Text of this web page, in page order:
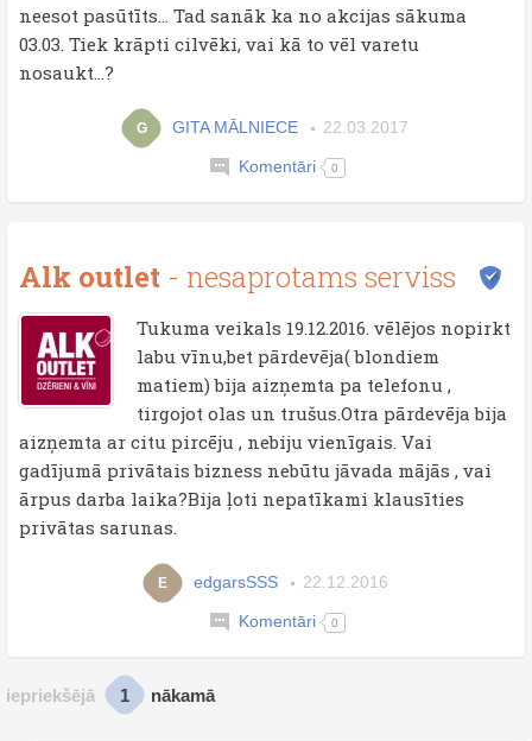
neesot pasūtīts... Tad sanāk ka no akcijas sākuma
03.03. Tiek krāpti cilvēki, vai kā to vēl varetu
nosaukt...?
G GITA MĀLNIECE 22.03.2017
Komentāri 0
Alk outlet - nesaprotams serviss
Tukuma veikals 19.12.2016. vēlējos nopirkt
labu vīnu,bet pārdevēja( blondiem
matiem) bija aizņemta pa telefonu ,
tirgojot olas un trušus.Otra pārdevēja bija
aizņemta ar citu pircēju , nebiju vienīgais. Vai
gadījumā privātais bizness nebūtu jāvada mājās , vai
ārpus darba laika?Bija ļoti nepatīkami klausīties
privātas sarunas.
E edgarsSSS 22.12.2016
Komentāri 0
iepriekšējā 1 nākamā